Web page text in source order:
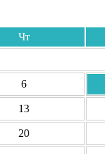
Чт
6
13
20